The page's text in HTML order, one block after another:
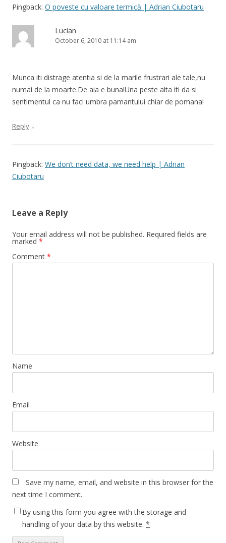
Pingback: O poveste cu valoare termică | Adrian Ciubotaru
Lucian
October 6, 2010 at 11:14 am
Munca iti distrage atentia si de la marile frustrari ale tale,nu
numai de la moarte.De aia e buna!Una peste alta iti da si
sentimentul ca nu faci umbra pamantului chiar de pomana!
Reply ↓
Pingback: We don’t need data, we need help | Adrian
Ciubotaru
Leave a Reply
Your email address will not be published. Required fields are
marked *
Comment *
Name
Email
Website
Save my name, email, and website in this browser for the
next time I comment.
By using this form you agree with the storage and
handling of your data by this website. *